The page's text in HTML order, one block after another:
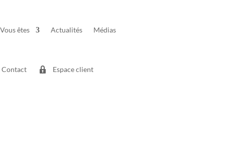
Vous êtes Actualités Médias
Contact Espace client